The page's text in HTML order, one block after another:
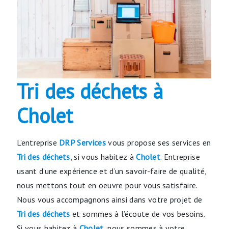
Tri des déchets à
Cholet
L’entreprise DRP Services vous propose ses services en
Tri des déchets, si vous habitez àCholet. Entreprise
usant d’une expérience et d’un savoir-faire de qualité,
nous mettons tout en oeuvre pour vous satisfaire.
Nous vous accompagnons ainsi dans votre projet de
Tri des déchets et sommes à l’écoute de vos besoins.